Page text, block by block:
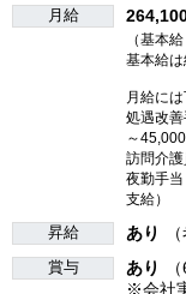
月給
（基本給
基本給は
月給に
処遇改
～
訪問介
夜勤手
支給）
昇給 あり
賞与 あり
※会社